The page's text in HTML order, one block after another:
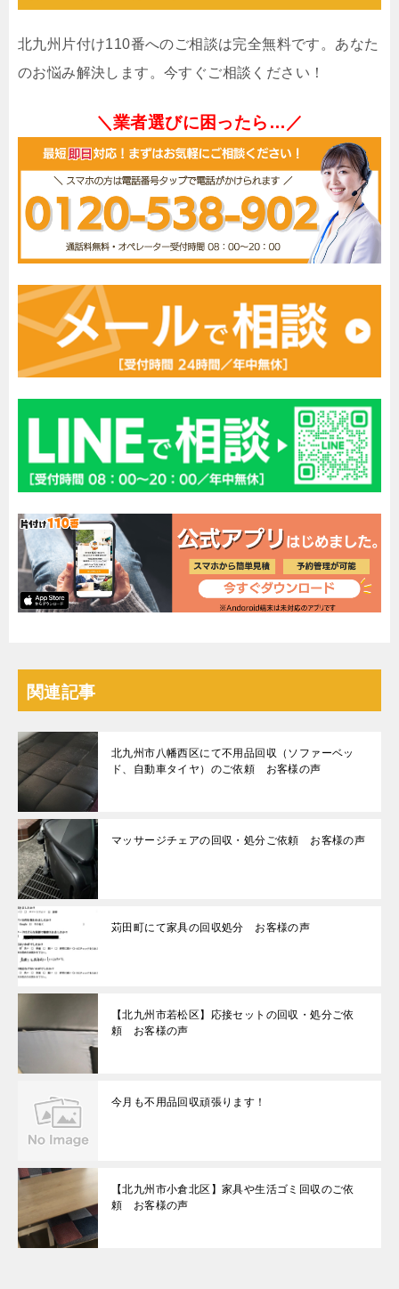
北九州片付け110番へのご相談は完全無料です。あなた
のお悩み解決します。今すぐご相談ください！
＼業者選びに困ったら…／
関連記事
北九州市八幡西区にて不用品回収（ソファーベッ
ド、自動車タイヤ）のご依頼 お客様の声
マッサージチェアの回収・処分ご依頼 お客様の声
苅田町にて家具の回収処分 お客様の声
【北九州市若松区】応接セットの回収・処分ご依
頼 お客様の声
今月も不用品回収頑張ります！
【北九州市小倉北区】家具や生活ゴミ回収のご依
頼 お客様の声